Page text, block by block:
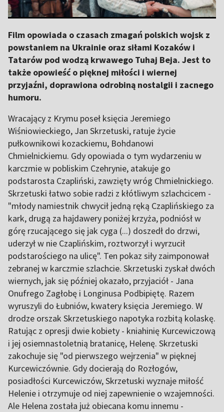
Film opowiada o czasach zmagań polskich wojsk z
powstaniem na Ukrainie oraz siłami Kozaków i
Tatarów pod wodzą krwawego Tuhaj Beja. Jest to
także opowieść o pięknej miłości i wiernej
przyjaźni, doprawiona odrobiną nostalgii i zacnego
humoru.
Wracający z Krymu poseł księcia Jeremiego
Wiśniowieckiego, Jan Skrzetuski, ratuje życie
pułkownikowi kozackiemu, Bohdanowi
Chmielnickiemu. Gdy opowiada o tym wydarzeniu w
karczmie w pobliskim Czehrynie, atakuje go
podstarosta Czapliński, zawzięty wróg Chmielnickiego.
Skrzetuski łatwo sobie radzi z kłótliwym szlachcicem -
"młody namiestnik chwycił jedną ręką Czaplińskiego za
kark, drugą za hajdawery poniżej krzyża, podniósł w
górę rzucającego się jak cyga (...) doszedł do drzwi,
uderzył w nie Czaplińskim, roztworzył i wyrzucił
podstarościego na ulicę". Ten pokaz siły zaimponował
zebranej w karczmie szlachcie. Skrzetuski zyskał dwóch
wiernych, jak się później okazało, przyjaciół - Jana
Onufrego Zagłobę i Longinusa Podbipiętę. Razem
wyruszyli do Łubniów, kwatery księcia Jeremiego. W
drodze orszak Skrzetuskiego napotyka rozbitą kolaskę.
Ratując z opresji dwie kobiety - kniahinię Kurcewiczową
i jej osiemnastoletnią bratanicę, Helenę. Skrzetuski
zakochuje się "od pierwszego wejrzenia" w pięknej
Kurcewiczównie. Gdy docierają do Rozłogów,
posiadłości Kurcewiczów, Skrzetuski wyznaje miłość
Helenie i otrzymuje od niej zapewnienie o wzajemności.
Ale Helena została już obiecana komu innemu -